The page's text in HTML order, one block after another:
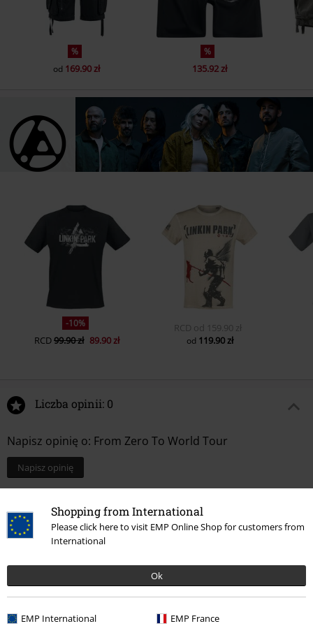
Shopping from International
Please click here to visit EMP Online Shop for customers from
International
Ok
EMP International EMP France
%
od 169.90 zł
%
135.92 zł
-10%
RCD99.90 zł 89.90 zł
RCD od 159.90 zł
od 119.90 zł
Liczba opinii: 0
Napisz opinię o: From Zero To World Tour
Napisz opinię